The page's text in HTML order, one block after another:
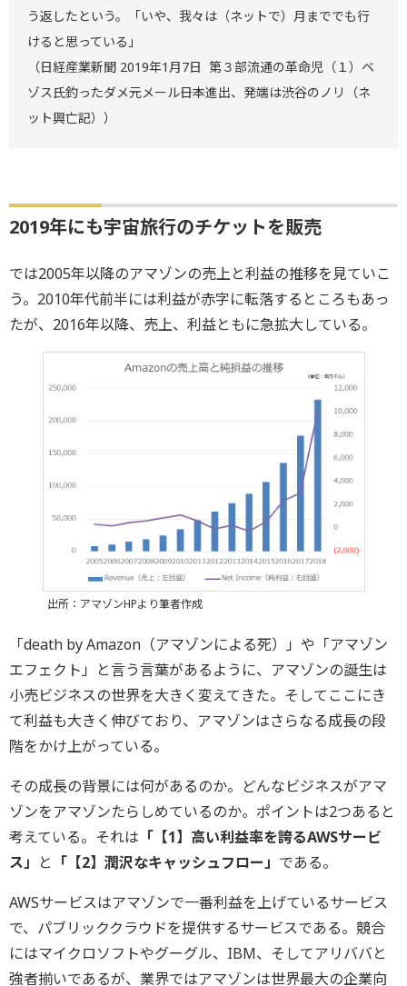
う返したという。「いや、我々は（ネットで）月まででも行
けると思っている」
（日経産業新聞 2019年1月7日 第３部流通の革命児（１）ベ
ゾス氏釣ったダメ元メール――日本進出、発端は渋谷のノリ（ネ
ット興亡記））
2019年にも宇宙旅行のチケットを販売
では2005年以降のアマゾンの売上と利益の推移を見ていこ
う。2010年代前半には利益が赤字に転落するところもあっ
たが、2016年以降、売上、利益ともに急拡大している。
出所：アマゾンHPより筆者作成
「death by Amazon（アマゾンによる死）」や「アマゾン
エフェクト」と言う言葉があるように、アマゾンの誕生は
小売ビジネスの世界を大きく変えてきた。そしてここにき
て利益も大きく伸びており、アマゾンはさらなる成長の段
階をかけ上がっている。
その成長の背景には何があるのか。どんなビジネスがアマ
ゾンをアマゾンたらしめているのか。ポイントは2つあると
考えている。それは 「【1】高い利益率を誇るAWSサービ
ス」 と 「【2】潤沢なキャッシュフロー」 である。
AWSサービスはアマゾンで一番利益を上げているサービス
で、パブリッククラウドを提供するサービスである。競合
にはマイクロソフトやグーグル、IBM、そしてアリババと
強者揃いであるが、業界ではアマゾンは世界最大の企業向